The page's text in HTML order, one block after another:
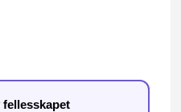
fellesskapet